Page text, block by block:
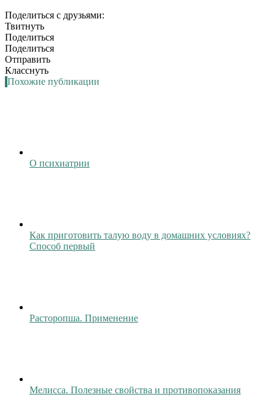
Поделиться с друзьями:
Твитнуть
Поделиться
Поделиться
Отправить
Класснуть
Похожие публикации
О психиатрии
Как приготовить талую воду в домашних условиях?
Способ первый
Расторопша. Применение
Мелисса. Полезные свойства и противопоказания